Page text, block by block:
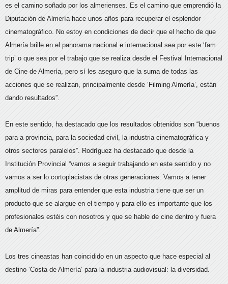
es el camino soñado por los almerienses. Es el camino que emprendió la
Diputación de Almería hace unos años para recuperar el esplendor
cinematográfico. No estoy en condiciones de decir que el hecho de que
Almería brille en el panorama nacional e internacional sea por este ‘fam
trip’ o que sea por el trabajo que se realiza desde el Festival Internacional
de Cine de Almería, pero sí les aseguro que la suma de todas las
acciones que se realizan, principalmente desde ‘Filming Almería’, están
dando resultados”.
En este sentido, ha destacado que los resultados obtenidos son “buenos
para a provincia, para la sociedad civil, la industria cinematográfica y
otros sectores paralelos”. Rodríguez ha destacado que desde la
Institución Provincial “vamos a seguir trabajando en este sentido y no
vamos a ser lo cortoplacistas de otras generaciones. Vamos a tener
amplitud de miras para entender que esta industria tiene que ser un
producto que se alargue en el tiempo y para ello es importante que los
profesionales estéis con nosotros y que se hable de cine dentro y fuera
de Almería”.
Los tres cineastas han coincidido en un aspecto que hace especial al
destino ‘Costa de Almería’ para la industria audiovisual: la diversidad.